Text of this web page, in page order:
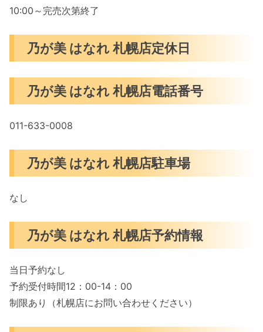
10:00～完売次第終了
乃が美 はなれ 札幌店定休日
乃が美 はなれ 札幌店電話番号
011-633-0008
乃が美 はなれ 札幌店駐車場
なし
乃が美 はなれ 札幌店予約情報
当日予約なし
予約受付時間12：00-14：00
制限あり（札幌店にお問い合わせください）